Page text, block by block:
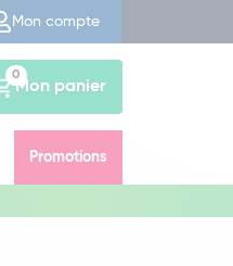
Mon compte
Mon panier
0
Promotions